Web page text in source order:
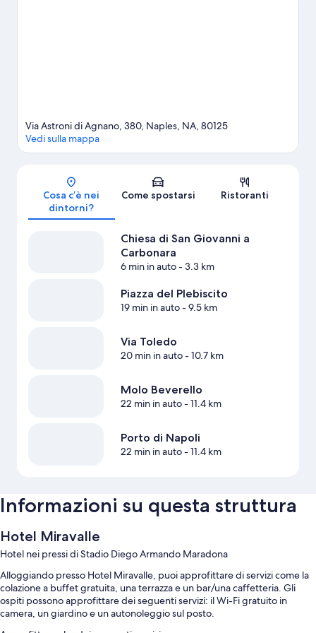
Mappa
Via Astroni di Agnano, 380, Naples, NA, 80125
Vedi sulla mappa
Cosa c’è nei
dintorni?
Come spostarsi Ristoranti
Chiesa di San Giovanni a
Carbonara
6 min in auto- 3.3 km
Piazza del Plebiscito
19 min in auto- 9.5 km
Via Toledo
20 min in auto- 10.7 km
Molo Beverello
22 min in auto- 11.4 km
Porto di Napoli
22 min in auto- 11.4 km
Informazioni su questa struttura
Hotel Miravalle
Hotel nei pressi di Stadio Diego Armando Maradona
Alloggiando presso Hotel Miravalle, puoi approfittare di servizi come la
colazione a buffet gratuita, una terrazza e un bar/una caffetteria. Gli
ospiti possono approfittare dei seguenti servizi: il Wi-Fi gratuito in
camera, un giardino e un autonoleggio sul posto.